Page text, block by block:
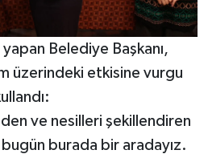
Belediye Başkanı,
üzerindeki etkisine vurgu
ve nesilleri şekillendiren
burada bir aradayız.